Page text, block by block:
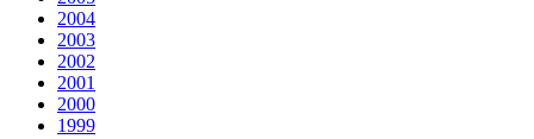
2004
2003
2002
2001
2000
1999